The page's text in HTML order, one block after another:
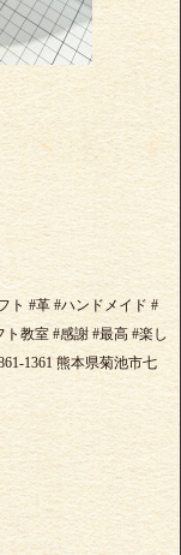
ト #革 #ハンドメイド #
教室 #感謝 #最高 #楽し
1361 熊本県菊池市七